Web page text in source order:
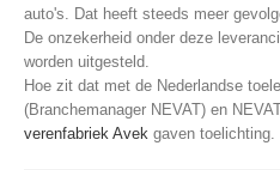
auto's. Dat heeft steeds meer
De onzekerheid onder deze
worden uitgesteld.
Hoe zit dat met de Nederlandse
(Branchemanager NEVAT) en
verenfabriek Avek gaven toelichting.